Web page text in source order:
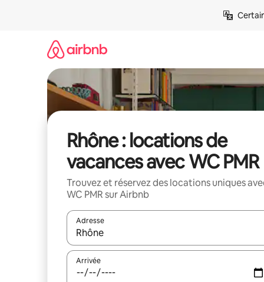
Rhône : locations de
vacances avec WC PMR
Trouvez et réservez des locations uniques
WC PMR sur Airbnb
Adresse
Lorsque les résultats s'affichent, utilisez les
Arrivée